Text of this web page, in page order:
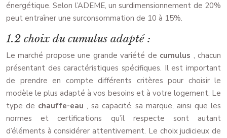
énergétique. Selon l’ADEME, un surdimensionnement de 20%
peut entraîner une surconsommation de 10 à 15%.
1.2 choix du cumulus adapté :
Le marché propose une grande variété de cumulus , chacun
présentant des caractéristiques spécifiques. Il est important
de prendre en compte différents critères pour choisir le
modèle le plus adapté à vos besoins et à votre logement. Le
type de chauffe-eau , sa capacité, sa marque, ainsi que les
normes et certifications qu’il respecte sont autant
d’éléments à considérer attentivement. Le choix judicieux de